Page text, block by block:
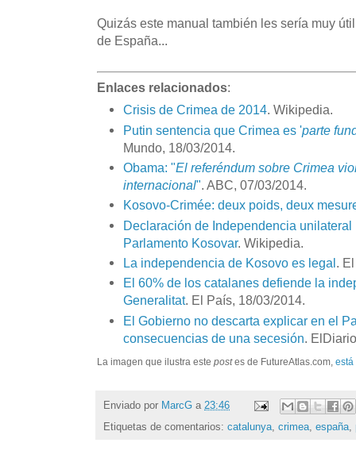
Quizás este manual también les sería muy
de España...
Enlaces relacionados:
Crisis de Crimea de 2014. Wikipedia.
Putin sentencia que Crimea es 'parte
Mundo, 18/03/2014.
Obama: "El referéndum sobre Crimea
internacional". ABC, 07/03/2014.
Kosovo-Crimée: deux poids, deux
Declaración de Independencia
Parlamento Kosovar. Wikipedia.
La independencia de Kosovo es legal.
El 60% de los catalanes defiende la
Generalitat. El País, 18/03/2014.
El Gobierno no descarta explicar en el
consecuencias de una secesión .
La imagen que ilustra este postes de FutureAtlas.com, está
Enviado por MarcG a 23:46
Etiquetas de comentarios: catalunya, crimea, españa,